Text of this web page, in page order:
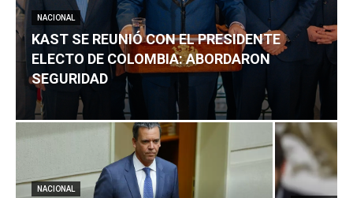
NACIONAL
KAST SE REUNIÓ CON EL PRESIDENTE
ELECTO DE COLOMBIA: ABORDARON
SEGURIDAD
NACIONAL